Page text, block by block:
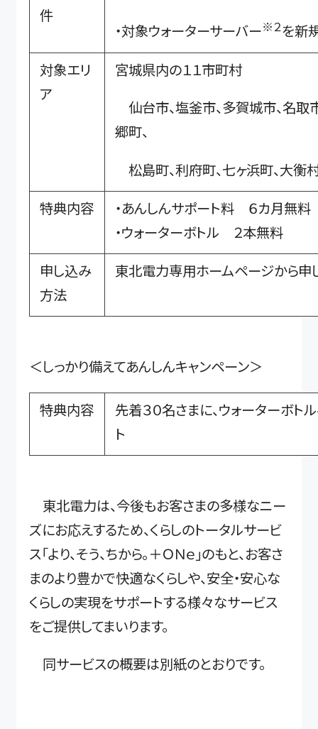
件
・対象ウォーターサーバー※２を新
対象エリ
ア
宮城県内の１１市町村
仙台市、塩釜市、多賀城市、名取
郷町、
松島町、利府町、七ヶ浜町、大衡
特典内容
・あんしんサポート料 ６カ月無料
・ウォーターボトル ２本無料
申し込み
方法
東北電力専用ホームページから申
＜しっかり備えてあんしんキャンペーン＞
特典内容
先着３０名さまに、ウォーターボト
ト
東北電力は、今後もお客さまの多様なニー
ズにお応えするため、くらしのトータルサービ
ス「より、そう、ちから。＋ＯＮｅ」のもと、お客さ
まのより豊かで快適なくらしや、安全・安心な
くらしの実現をサポートする様々なサービス
をご提供してまいります。
同サービスの概要は別紙のとおりです。